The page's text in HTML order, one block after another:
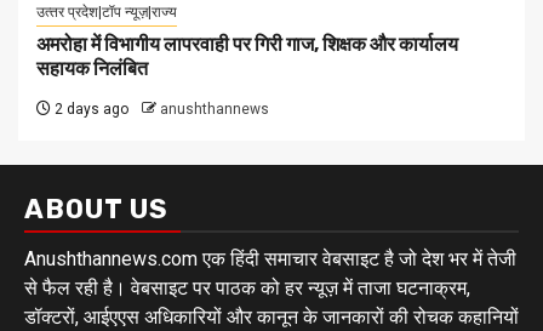
उत्‍तर प्रदेश|टॉप न्यूज़|राज्य
अमरोहा में विभागीय लापरवाही पर गिरी गाज, शिक्षक और कार्यालय
सहायक निलंबित
2 days ago anushthannews
ABOUT US
Anushthannews.com एक हिंदी समाचार वेबसाइट है जो देश भर में तेजी
से फैल रही है। वेबसाइट पर पाठक को हर न्यूज़ में ताजा घटनाक्रम,
डॉक्टरों, आईएएस अधिकारियों और कानून के जानकारों की रोचक कहानियों